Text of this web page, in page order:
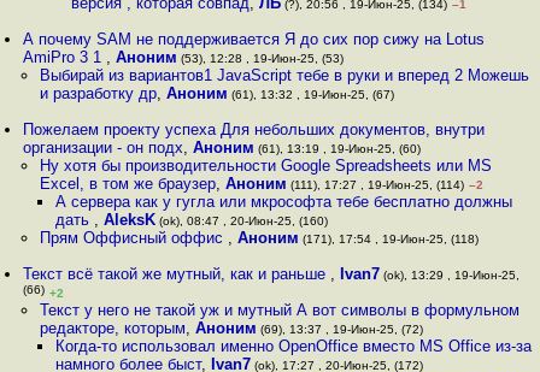
(?), 20:56 , 19-Июн-25, (134) –1
А почему SAM не поддерживается Я до сих пор сижу на Lotus
AmiPro 3 1 ,Аноним (53), 12:28 , 19-Июн-25, (53)
Выбирай из вариантов1 JavaScript тебе в руки и вперед 2 Можешь
и разработку др, Аноним (61), 13:32 , 19-Июн-25, (67)
Пожелаем проекту успеха Для небольших документов, внутри
организации - он подх,Аноним (61), 13:19 , 19-Июн-25, (60)
Ну хотя бы производительности Google Spreadsheets или MS
Excel, в том же браузер, Аноним (111), 17:27 , 19-Июн-25, (114) –2
А сервера как у гугла или мкрософта тебе бесплатно должны
дать , AleksK(ok), 08:47 , 20-Июн-25, (160)
Прям Оффисный оффис , Аноним (171), 17:54 , 19-Июн-25, (118)
Текст всё такой же мутный, как и раньше , Ivan7 (ok), 13:29 , 19-Июн-25,
(66) +2
Текст у него не такой уж и мутный А вот символы в формульном
редакторе, которым, Аноним (69), 13:37 , 19-Июн-25, (72)
Когда-то использовал именно OpenOffice вместо MS Office из-за
намного более быст, Ivan7(ok), 17:27 , 20-Июн-25, (172)